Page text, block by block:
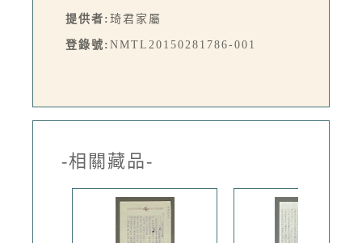
提供者: 琦君家屬
登錄號: NMTL20150281786-001
-相關藏品-